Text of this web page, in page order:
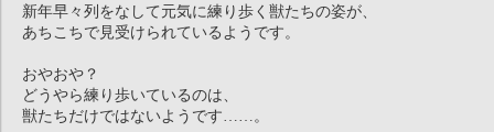
新年早々列をなして元気に練り歩く獣たちの姿が、
あちこちで見受けられているようです。
おやおや？
どうやら練り歩いているのは、
獣たちだけではないようです……。